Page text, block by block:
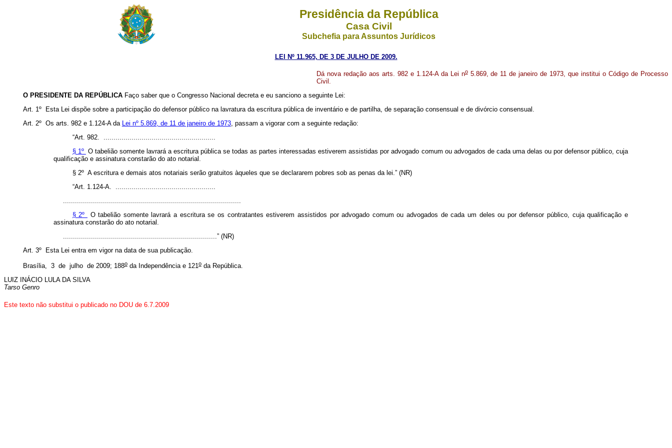
Presidência da República
Casa Civil
Subchefia para Assuntos Jurídicos
LEI Nº 11.965, DE 3 DE JULHO DE 2009.
Dá nova redação aos arts. 982 e 1.124-A da Lei no5.869, de 11 de janeiro de 1973, que institui o Código de Processo
Civil.
O PRESIDENTE DA REPÚBLICA Faço saber que o Congresso Nacional decreta e eu sanciono a seguinte Lei:
Art. 1º Esta Lei dispõe sobre a participação do defensor público na lavratura da escritura pública de inventário e de partilha, de separação consensual e de divórcio consensual.
Art. 2º Os arts. 982 e 1.124-A da Lei nº 5.869, de 11 de janeiro de 1973, passam a vigorar com a seguinte redação:
“Art. 982. ........................................................
§ 1º O tabelião somente lavrará a escritura pública se todas as partes interessadas estiverem assistidas por advogado comum ou advogados de cada uma delas ou por defensor público, cuja
qualificação e assinatura constarão do ato notarial.
§ 2º A escritura e demais atos notariais serão gratuitos àqueles que se declararem pobres sob as penas da lei.” (NR)
“Art. 1.124-A. ..................................................
.........................................................................................
§ 2º
O tabelião somente lavrará a escritura se os contratantes estiverem assistidos por advogado comum ou advogados de cada um deles ou por defensor público, cuja qualificação e
assinatura constarão do ato notarial.
.............................................................................” (NR)
Art. 3º Esta Lei entra em vigor na data de sua publicação.
Brasília, 3 de julho de 2009; 188oda Independência e 121oda República.
LUIZ INÁCIO LULA DA SILVA
Tarso Genro
Este texto não substitui o publicado no DOU de 6.7.2009